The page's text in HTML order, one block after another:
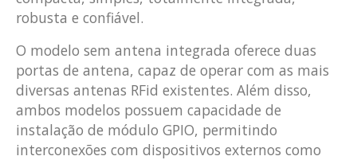
robusta e confiável.
O modelo sem antena integrada oferece duas
portas de antena, capaz de operar com as mais
diversas antenas RFid existentes. Além disso,
ambos modelos possuem capacidade de
instalação de módulo GPIO, permitindo
interconexões com dispositivos externos como